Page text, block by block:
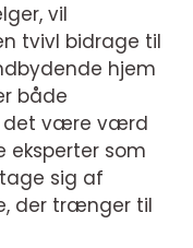
vil
tvivl bidrage til
hjem
både
det være værd
eksperter som
sig af
der trænger til